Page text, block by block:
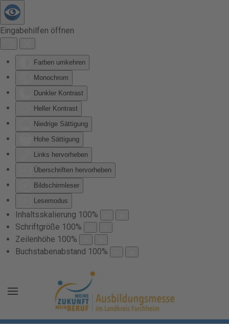
Eingabehilfen öffnen
Farben umkehren
Monochrom
Dunkler Kontrast
Heller Kontrast
Niedrige Sättigung
Hohe Sättigung
Links hervorheben
Überschriften hervorheben
Bildschirmleser
Lesemodus
Inhaltsskalierung 100%
Schriftgröße 100%
Zeilenhöhe 100%
Buchstabenabstand 100%
Zum Hauptinhalt springen